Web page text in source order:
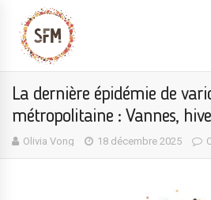
La dernière épidémie de
métropolitaine : Vannes,
Olivia Vong 18 décembre 2025